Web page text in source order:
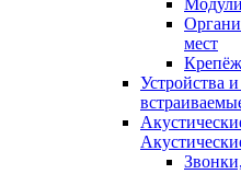
Модули
мест
Крепёж
Устройства